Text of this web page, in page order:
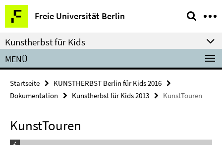
Springe
direkt
zu
Inhalt
Freie Universität Berlin
Service-
Navigation
Kunstherbst für Kids
MENÜ
Startseite
KUNSTHERBST Berlin für Kids 2016
Dokumentation
Kunstherbst für Kids 2013 KunstTouren
KunstTouren